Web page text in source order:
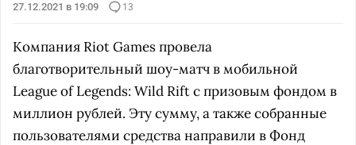
27.12.2021 в 19:09 13
Компания Riot Games провела
благотворительный шоу-матч в мобильной
League of Legends: Wild Rift с призовым фондом в
миллион рублей. Эту сумму, а также собранные
пользователями средства направили в Фонд